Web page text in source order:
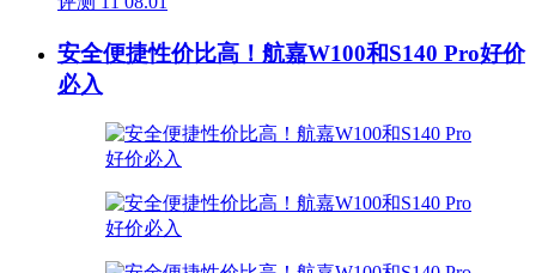
安全便捷性价比高！航嘉W100和S140 Pro好价
必入